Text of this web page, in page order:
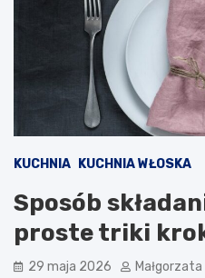
KUCHNIA KUCHNIA WŁOSKA
Sposób
proste triki
29 maja 2026